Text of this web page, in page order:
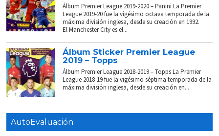
Álbum Premier League 2019-2020 – Panini La Premier
League 2019-20 fue la vigésimo octava temporada de la
máxima división inglesa, desde su creación en 1992.
El Manchester City es el...
Álbum Sticker Premier League
2019 – Topps
Álbum Premier League 2018-2019 – Topps La Premier
League 2018-19 fue la vigésimo séptima temporada de la
máxima división inglesa, desde su creación en...
AutoEvaluación